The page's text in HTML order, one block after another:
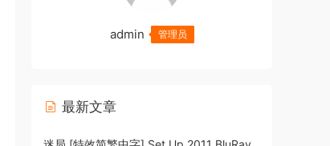
admin 管理员
最新文章